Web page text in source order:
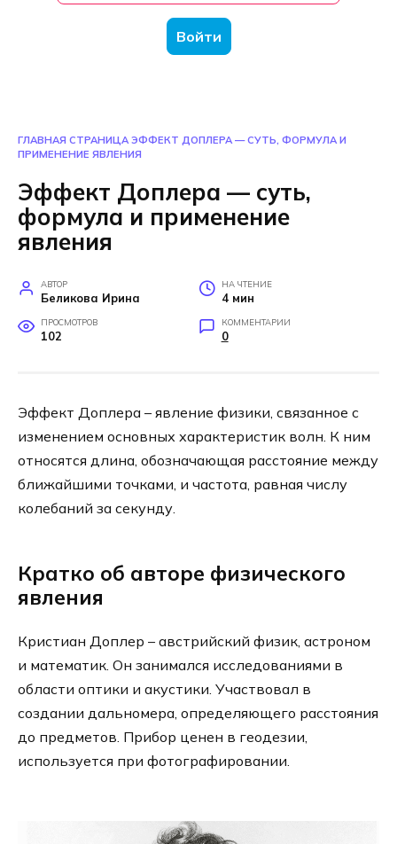
Войти
ГЛАВНАЯ СТРАНИЦА ЭФФЕКТ ДОПЛЕРА — СУТЬ, ФОРМУЛА И
ПРИМЕНЕНИЕ ЯВЛЕНИЯ
Эффект Доплера — суть,
формула и применение
явления
АВТОР
Беликова Ирина
НА ЧТЕНИЕ
4 мин
ПРОСМОТРОВ
102
КОММЕНТАРИИ
0
Эффект Доплера – явление физики, связанное с
изменением основных характеристик волн. К ним
относятся длина, обозначающая расстояние между
ближайшими точками, и частота, равная числу
колебаний за секунду.
Кратко об авторе физического
явления
Кристиан Доплер – австрийский физик, астроном
и математик. Он занимался исследованиями в
области оптики и акустики. Участвовал в
создании дальномера, определяющего расстояния
до предметов. Прибор ценен в геодезии,
используется при фотографировании.